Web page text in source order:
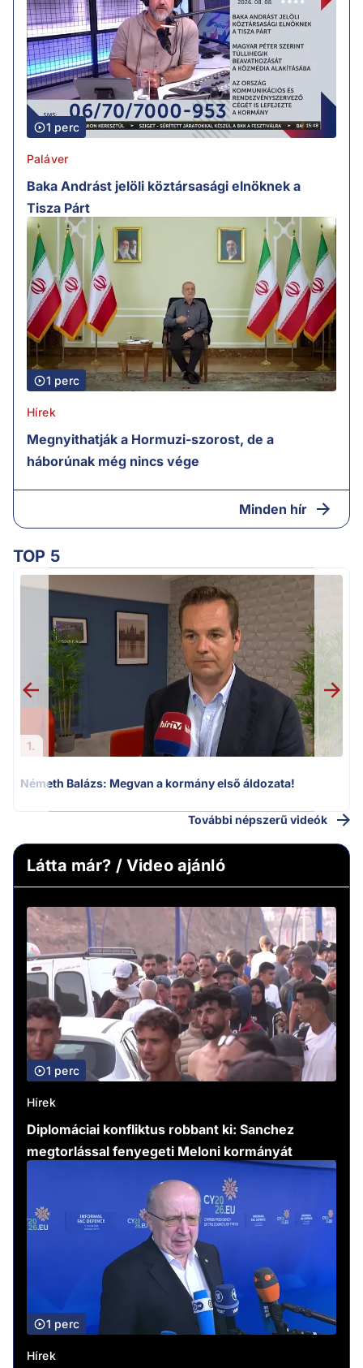
1 perc
Paláver
Baka Andrást jelöli köztársasági elnöknek a
Tisza Párt
1 perc
Hírek
Megnyithatják a Hormuzi-szorost, de a
háborúnak még nincs vége
Minden hír
TOP 5
1.
Németh Balázs: Megvan a kormány első áldozata!
További népszerű videók
Látta már? / Video ajánló
1 perc
Hírek
Diplomáciai konfliktus robbant ki: Sanchez
megtorlással fenyegeti Meloni kormányát
1 perc
Hírek